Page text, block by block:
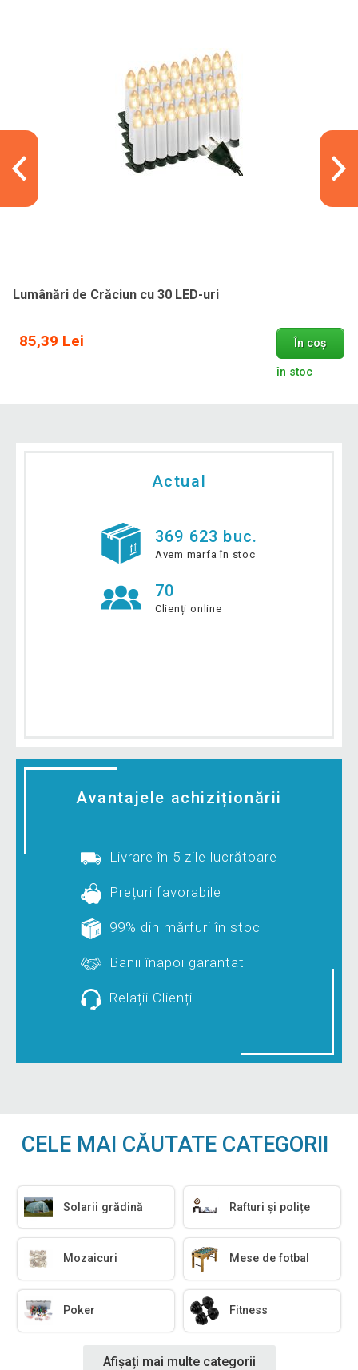
Lumânări de Crăciun cu 30 LED-uri
85,39 Lei În coș
în stoc
Actual
369 623 buc.
Avem marfa în stoc
70
Clienți online
Avantajele achiziționării
Livrare în 5 zile lucrătoare
Prețuri favorabile
99% din mărfuri în stoc
Banii înapoi garantat
Relații Clienți
CELE MAI CĂUTATE CATEGORII
Solarii grădină Rafturi și polițe
Mozaicuri Mese de fotbal
Poker Fitness
Afișați mai multe categorii